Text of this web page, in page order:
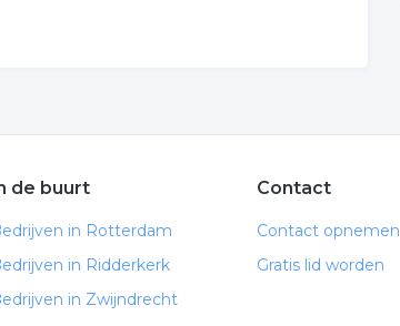
de buurt
in Rotterdam
in Ridderkerk
in Zwijndrecht
Contact
Contact opnemen
Gratis lid worden